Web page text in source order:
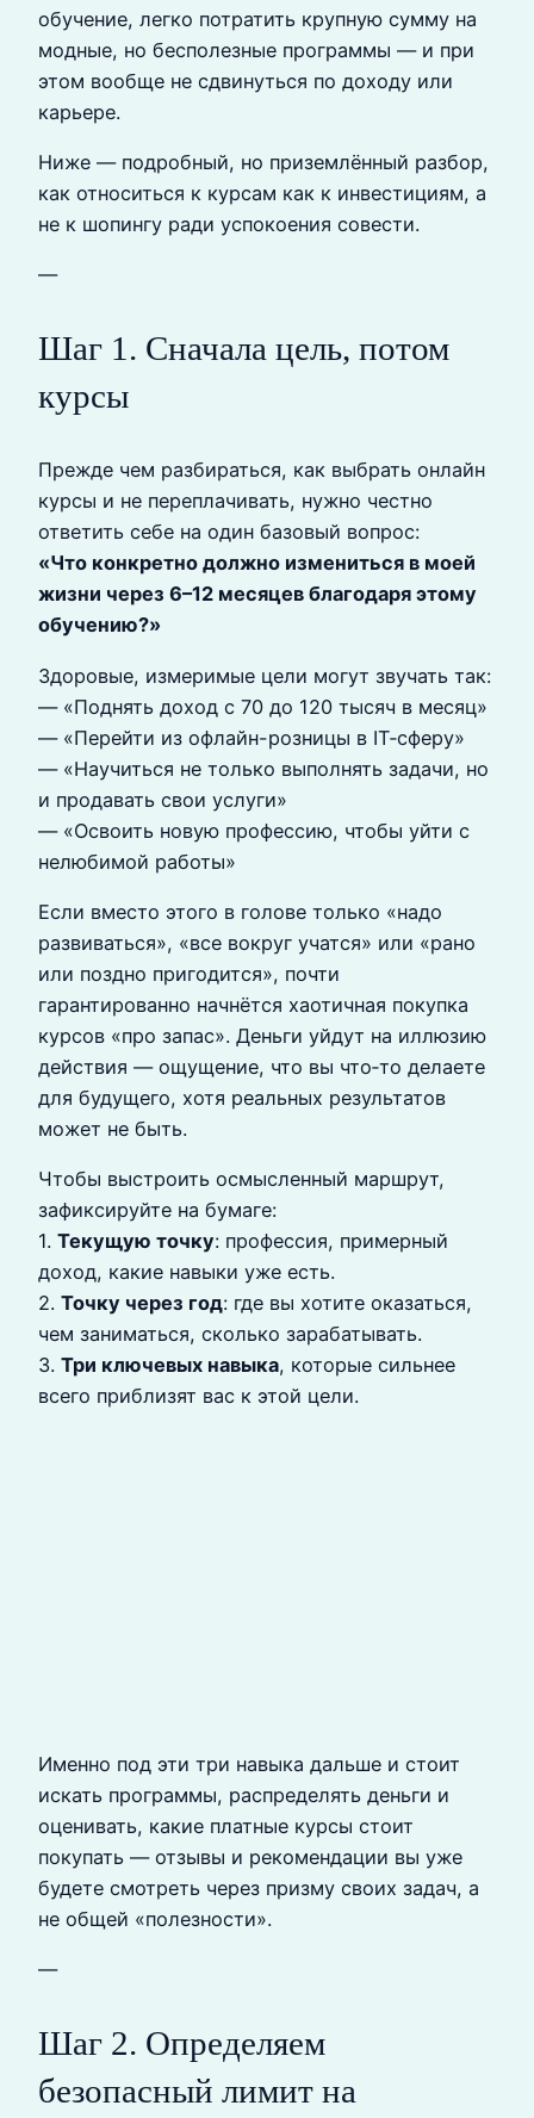
обучение, легко потратить крупную сумму на
модные, но бесполезные программы — и при
этом вообще не сдвинуться по доходу или
карьере.
Ниже — подробный, но приземлённый разбор,
как относиться к курсам как к инвестициям, а
не к шопингу ради успокоения совести.
—
Шаг 1. Сначала цель, потом
курсы
Прежде чем разбираться, как выбрать онлайн
курсы и не переплачивать, нужно честно
ответить себе на один базовый вопрос:
«Что конкретно должно измениться в моей
жизни через 6–12 месяцев благодаря этому
обучению?»
Здоровые, измеримые цели могут звучать так:
— «Поднять доход с 70 до 120 тысяч в месяц»
— «Перейти из офлайн-розницы в IT‑сферу»
— «Научиться не только выполнять задачи, но
и продавать свои услуги»
— «Освоить новую профессию, чтобы уйти с
нелюбимой работы»
Если вместо этого в голове только «надо
развиваться», «все вокруг учатся» или «рано
или поздно пригодится», почти
гарантированно начнётся хаотичная покупка
курсов «про запас». Деньги уйдут на иллюзию
действия — ощущение, что вы что‑то делаете
для будущего, хотя реальных результатов
может не быть.
Чтобы выстроить осмысленный маршрут,
зафиксируйте на бумаге:
1. Текущую точку: профессия, примерный
доход, какие навыки уже есть.
2. Точку через год: где вы хотите оказаться,
чем заниматься, сколько зарабатывать.
3. Три ключевых навыка, которые сильнее
всего приблизят вас к этой цели.
Именно под эти три навыка дальше и стоит
искать программы, распределять деньги и
оценивать, какие платные курсы стоит
покупать — отзывы и рекомендации вы уже
будете смотреть через призму своих задач, а
не общей «полезности».
—
Шаг 2. Определяем
безопасный лимит на